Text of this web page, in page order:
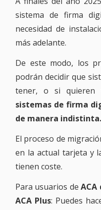
sistema de firma
necesidad de
más adelante.
De este modo, los
podrán decidir que
tener, o si quieren
sistemas de firma
de manera indistinta.
El proceso de
en la actual tarjeta y
tienen coste.
Para usuarios de
ACA Plus: Puedes